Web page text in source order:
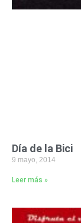
Día de la Bici
9 mayo, 2014
Leer más »